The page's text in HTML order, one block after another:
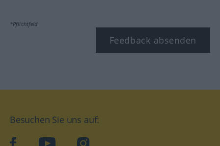
*Pflichtfeld
Feedback absenden
Besuchen Sie uns auf:
facebookYouTube Instagram